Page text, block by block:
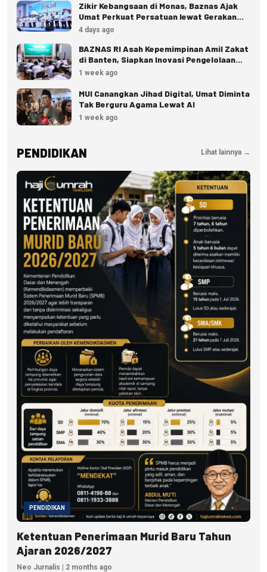
Zikir Kebangsaan di Monas, Baznas Ajak
Umat Perkuat Persatuan lewat Gerakan
Zakat
4 days ago
BAZNAS RI Asah Kepemimpinan Amil Zakat
di Banten, Siapkan Inovasi Pengelolaan
Zakat
1 week ago
MUI Canangkan Jihad Digital, Umat Diminta
Tak Berguru Agama Lewat AI
1 week ago
PENDIDIKAN Lihat lainnya →
PENDIDIKAN
Ketentuan Penerimaan Murid Baru Tahun
Ajaran 2026/2027
Neo Jurnalis | 2 months ago